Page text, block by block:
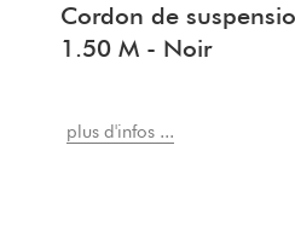
Cordon de
1.50 M - Noir
plus d'infos ...